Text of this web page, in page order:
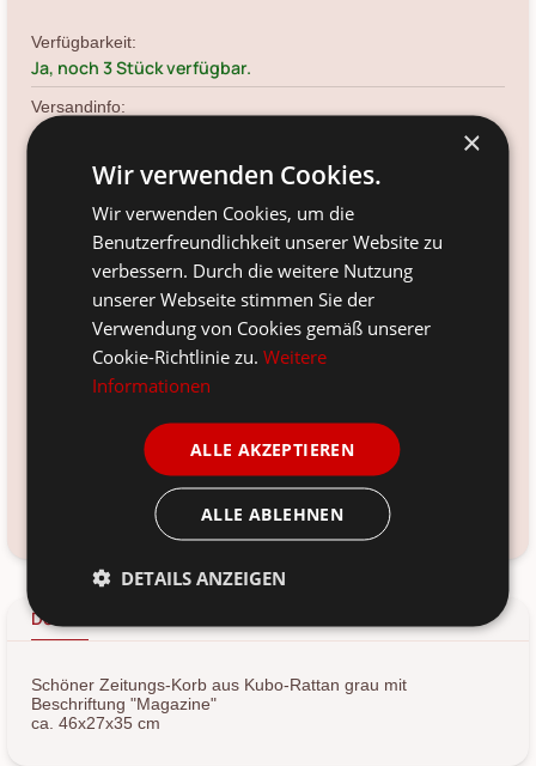
Verfügbarkeit:
Ja, noch 3 Stück verfügbar.
Versandinfo:
noch 3 Stück sofort verfügbar.
Artikelnr.:
F96-187-31003
46 x 27 x 35 cm
Voraussichtliche Lieferung:
14. Aug 2026 *
Frage zum Produkt?Kundenservice kontaktieren
Details
Schöner Zeitungs-Korb aus Kubo-Rattan grau mit
Beschriftung "Magazine"
ca. 46x27x35 cm
×
Wir verwenden Cookies.
Wir verwenden Cookies, um die
Benutzerfreundlichkeit unserer Website zu
verbessern. Durch die weitere Nutzung
unserer Webseite stimmen Sie der
Verwendung von Cookies gemäß unserer
Cookie-Richtlinie zu.Weitere
Informationen
ALLE AKZEPTIEREN
ALLE ABLEHNEN
DETAILS ANZEIGEN